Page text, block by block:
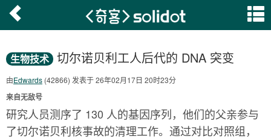
生物技术 切尔诺贝利工人后代的 DNA 突变
由Edwards (42866) 发表于 26年02月17日 20时23分
来自无敌号
研究人员测序了 130 人的基因序列，他们的父亲参与
了切尔诺贝利核事故的清理工作。通过对比对照组，